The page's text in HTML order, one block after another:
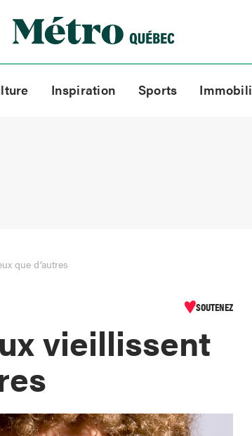
Inspiration Sports
que d’autres
SOUTENEZ
vieillissent